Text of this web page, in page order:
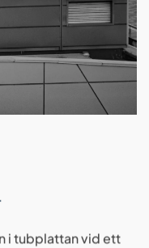
i tubplattan vid ett